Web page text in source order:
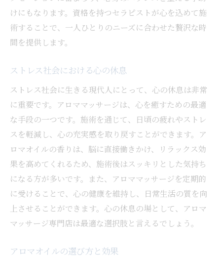
香りがもたらすリラクゼーション効果とは
心の疲れを解消するためのアロマの選び方
アロママッサージで免疫力を高める
体験者が語る香りの効果とその変化
香りの種類による心理的効果の違い
プロのセラピストが施すアロママッサージの魅
力
資格を持つセラピストによる信頼の施術
施術前のカウンセリングで適切なケアを提
案
プロが選ぶアロマオイルの秘密
個々の体調に合わせた施術方法
施術中のリラックス効果を最大限に引き出
施術後に感じる心地よい疲労回復効果
けにもなります。資格を持つセラピストが心を込めて施
術することで、一人ひとりのニーズに合わせた贅沢な時
間を提供します。
ストレス社会における心の休息
ストレス社会に生きる現代人にとって、心の休息は非常
に重要です。アロママッサージは、心を癒すための最適
な手段の一つです。施術を通じて、日頃の疲れやストレ
スを軽減し、心の充実感を取り戻すことができます。ア
ロマオイルの香りは、脳に直接働きかけ、リラックス効
果を高めてくれるため、施術後はスッキリとした気持ち
になる方が多いです。また、アロママッサージを定期的
に受けることで、心の健康を維持し、日常生活の質を向
上させることができます。心の休息の場として、アロマ
マッサージ専門店は最適な選択肢と言えるでしょう。
アロマオイルの選び方と効果